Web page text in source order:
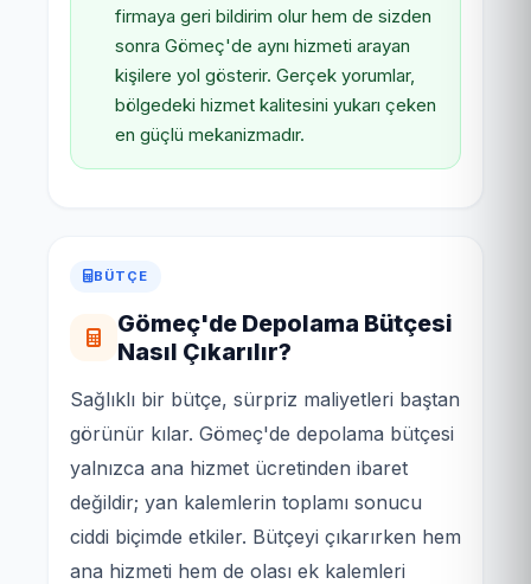
firmaya geri bildirim olur hem de sizden
sonra Gömeç'de aynı hizmeti arayan
kişilere yol gösterir. Gerçek yorumlar,
bölgedeki hizmet kalitesini yukarı çeken
en güçlü mekanizmadır.
BÜTÇE
Gömeç'de Depolama Bütçesi
Nasıl Çıkarılır?
Sağlıklı bir bütçe, sürpriz maliyetleri baştan
görünür kılar. Gömeç'de depolama bütçesi
yalnızca ana hizmet ücretinden ibaret
değildir; yan kalemlerin toplamı sonucu
ciddi biçimde etkiler. Bütçeyi çıkarırken hem
ana hizmeti hem de olası ek kalemleri